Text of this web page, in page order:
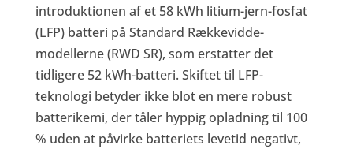
introduktionen af et 58 kWh litium-jern-fosfat
(LFP) batteri på Standard Rækkevidde-
modellerne (RWD SR), som erstatter det
tidligere 52 kWh-batteri. Skiftet til LFP-
teknologi betyder ikke blot en mere robust
batterikemi, der tåler hyppig opladning til 100
% uden at påvirke batteriets levetid negativt,